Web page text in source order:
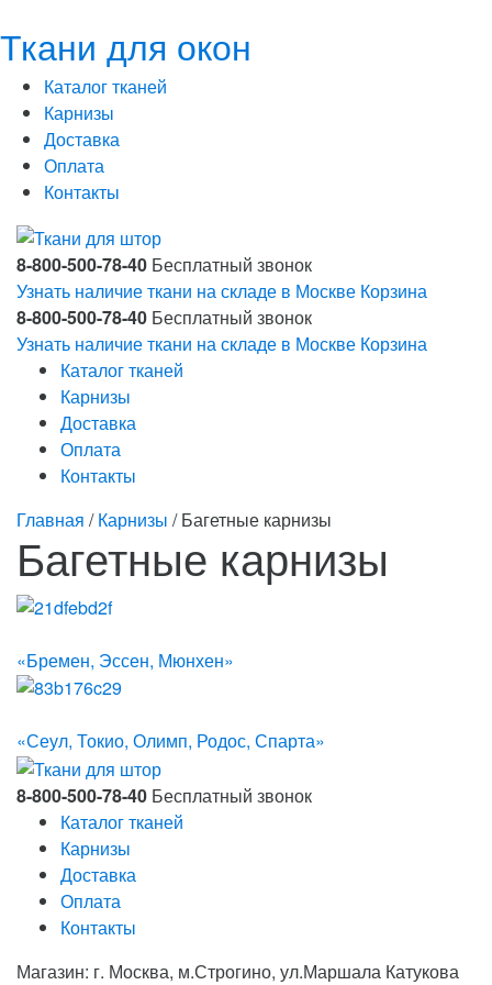
Ткани для окон
Каталог тканей
Карнизы
Доставка
Оплата
Контакты
8-800-500-78-40 Бесплатный звонок
Узнать наличие ткани на складе в Москве Корзина
8-800-500-78-40 Бесплатный звонок
Узнать наличие ткани на складе в Москве Корзина
Каталог тканей
Карнизы
Доставка
Оплата
Контакты
Главная /Карнизы / Багетные карнизы
Багетные карнизы
«Бремен, Эссен, Мюнхен»
«Сеул, Токио, Олимп, Родос, Спарта»
8-800-500-78-40 Бесплатный звонок
Каталог тканей
Карнизы
Доставка
Оплата
Контакты
Магазин: г. Москва, м.Строгино, ул.Маршала Катукова